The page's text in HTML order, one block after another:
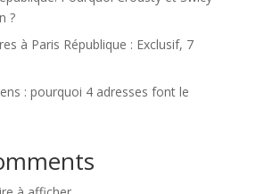
?
à Paris République : Exclusif, 7
: pourquoi 4 adresses font le